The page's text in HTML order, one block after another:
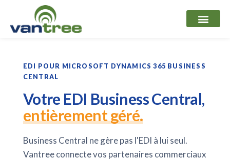
contenu
EDI POUR MICROSOFT DYNAMICS 365 BUSINESS
CENTRAL
Votre EDI Business Central,
entièrement géré.
Business Central ne gère pas l'EDI à lui seul.
Vantree connecte vos partenaires commerciaux